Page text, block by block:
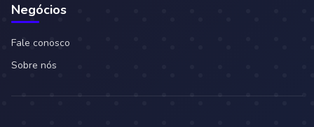
Negócios
Fale conosco
Sobre nós